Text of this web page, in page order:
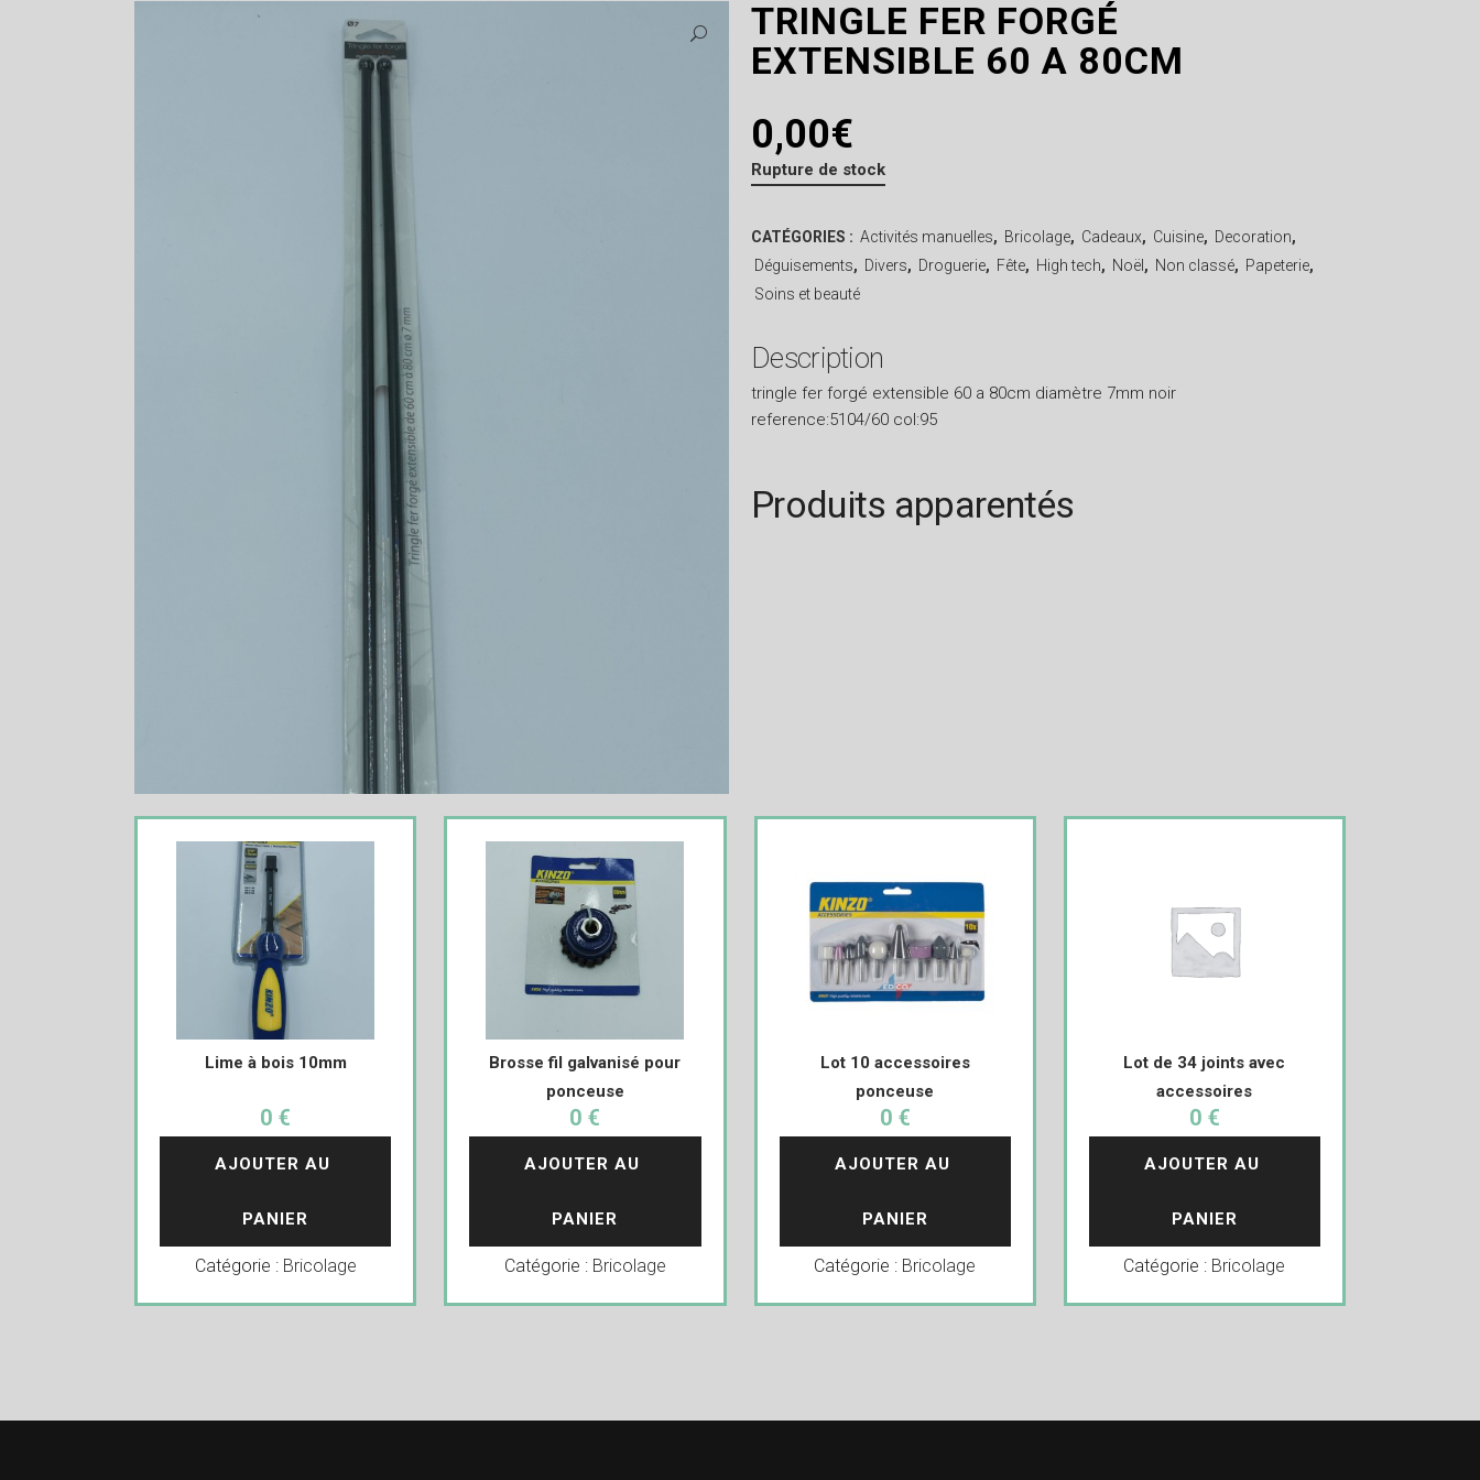
TRINGLE FER FORGÉ
EXTENSIBLE 60 A 80CM
0,00€
Rupture de stock
CATÉGORIES : Activités manuelles, Bricolage, Cadeaux, Cuisine, Decoration,
Déguisements, Divers, Droguerie, Fête, High tech, Noël , Non classé, Papeterie,
Soins et beauté
Description
tringle fer forgé extensible 60 a 80cm diamètre 7mm noir
reference:5104/60 col:95
Produits apparentés
Lime à bois 10mm
0 €
AJOUTER AU
PANIER
Catégorie : Bricolage
Brosse fil galvanisé pour
ponceuse
0 €
AJOUTER AU
PANIER
Catégorie : Bricolage
Lot 10 accessoires
ponceuse
0 €
AJOUTER AU
PANIER
Catégorie : Bricolage
Lot de 34 joints avec
accessoires
0 €
AJOUTER AU
PANIER
Catégorie : Bricolage